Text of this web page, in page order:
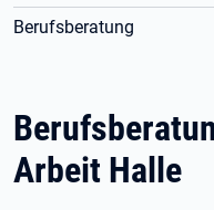
Berufsberatung
Arbeit Halle